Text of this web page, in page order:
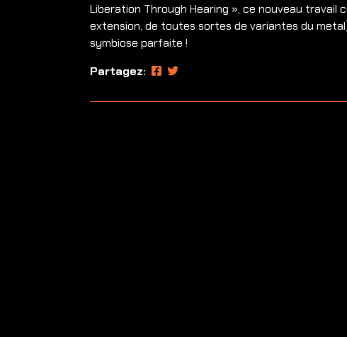
Liberation Through Hearing », ce nouveau
extension, de toutes sortes de variantes du
symbiose parfaite !
Partagez: